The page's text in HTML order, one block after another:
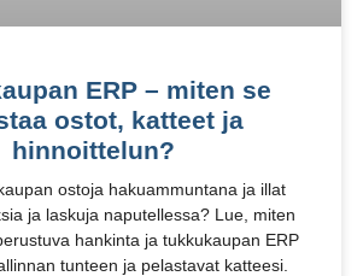
ERP – miten se
ostot, katteet ja
hinnoittelun?
ostoja hakuammuntana ja illat
ja laskuja naputellessa? Lue, miten
hankinta ja tukkukaupan ERP
tunteen ja pelastavat katteesi.